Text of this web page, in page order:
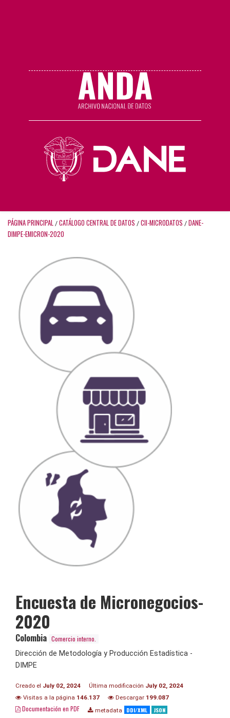
PÁGINA PRINCIPAL / CATÁLOGO CENTRAL DE DATOS / CII-MICRODATOS / DANE-
DIMPE-EMICRON-2020
Encuesta de Micronegocios-
2020
Colombia Comercio interno.
Dirección de Metodología y Producción Estadística -
DIMPE
Creado el July 02, 2024 Última modificación July 02, 2024
Visitas a la página 146.137 Descargar 199.087
Documentación en PDF metadata DDI/XML JSON